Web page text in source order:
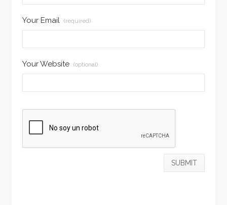
Your Email (required)
Your Website (optional)